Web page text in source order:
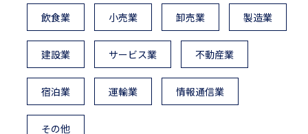
飲食業 小売業 卸売業 製造業
建設業 サービス業 不動産業
宿泊業 運輸業 情報通信業
その他